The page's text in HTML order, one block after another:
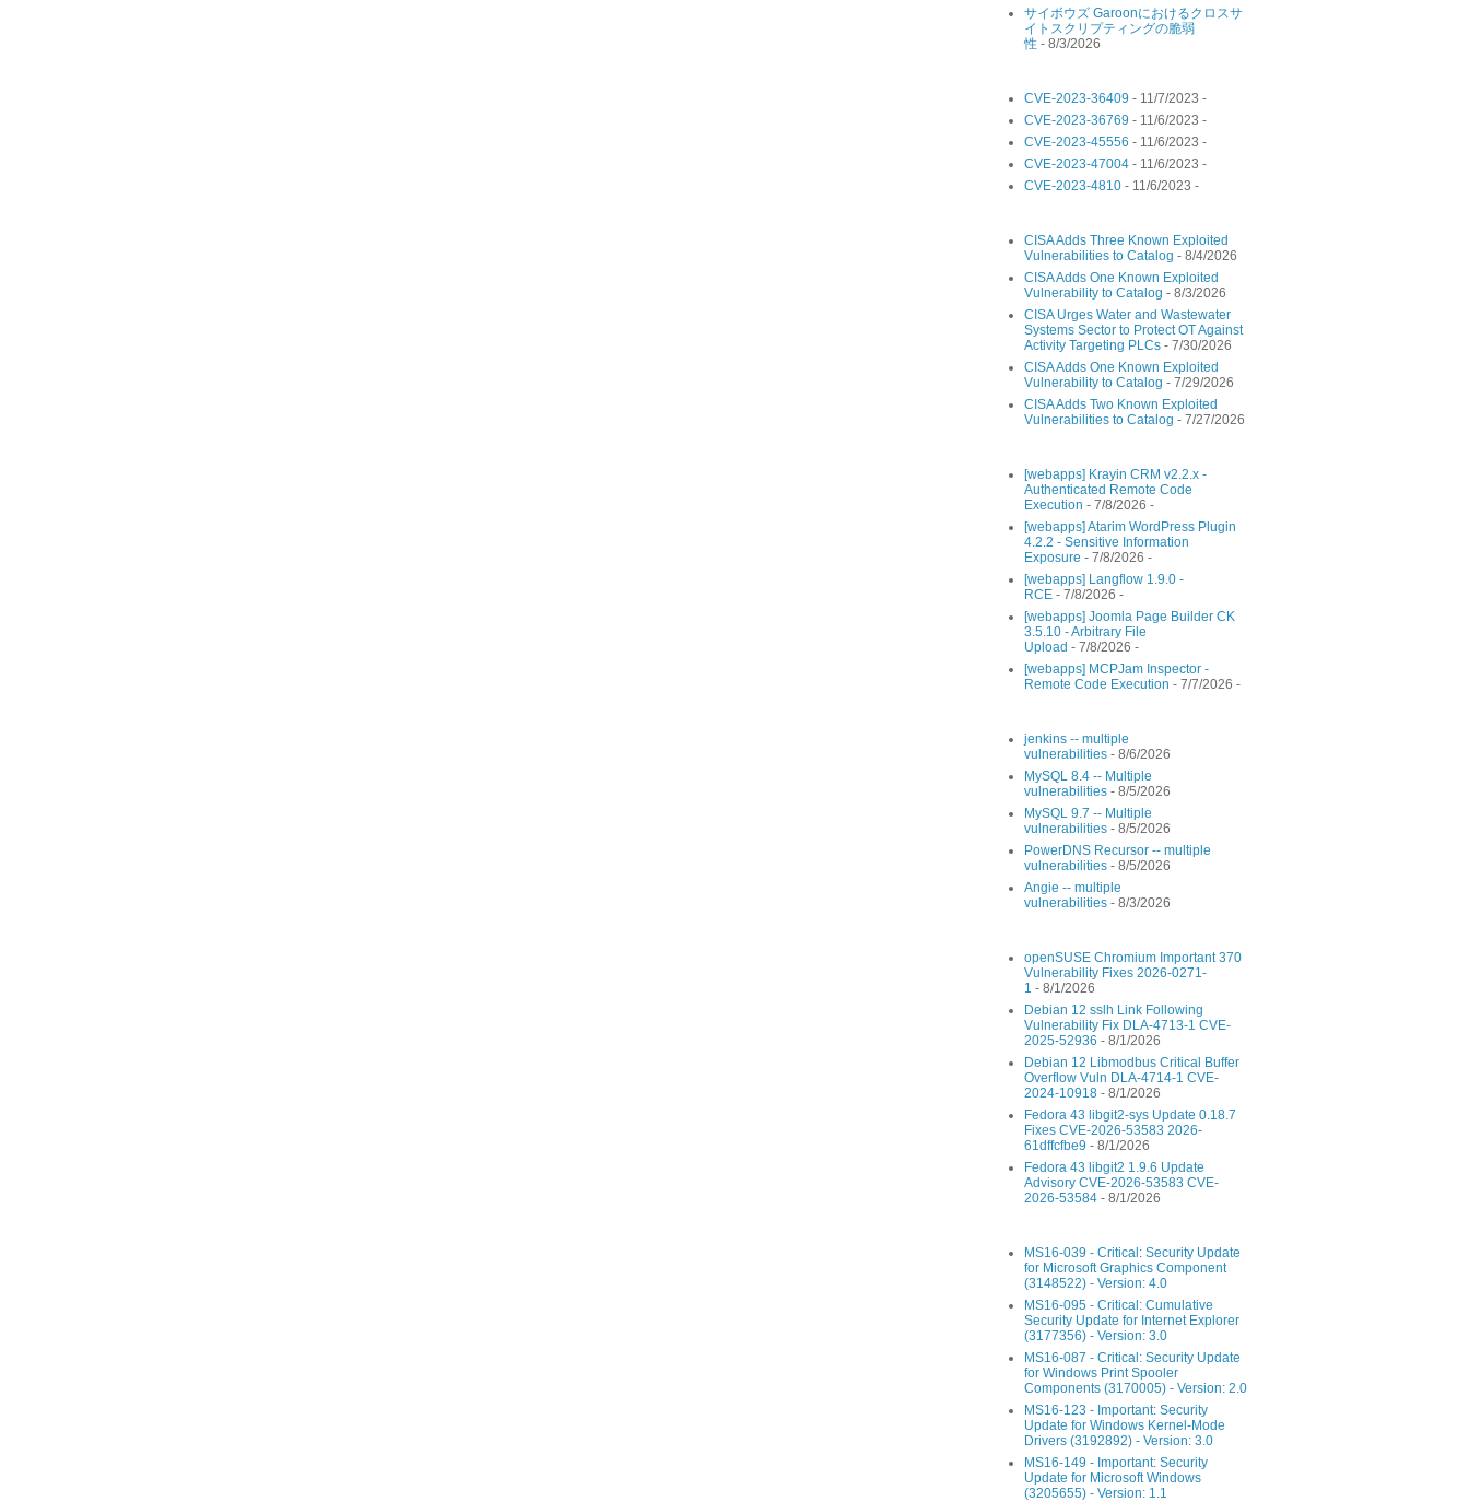
サイボウズ Garoonにおけるクロスサ
イトスクリプティングの脆弱
性 - 8/3/2026
CVE-2023-36409 - 11/7/2023 -
CVE-2023-36769 - 11/6/2023 -
CVE-2023-45556 - 11/6/2023 -
CVE-2023-47004 - 11/6/2023 -
CVE-2023-4810 - 11/6/2023 -
CISA Adds Three Known Exploited
Vulnerabilities to Catalog - 8/4/2026
CISA Adds One Known Exploited
Vulnerability to Catalog - 8/3/2026
CISA Urges Water and Wastewater
Systems Sector to Protect OT Against
Activity Targeting PLCs - 7/30/2026
CISA Adds One Known Exploited
Vulnerability to Catalog - 7/29/2026
CISA Adds Two Known Exploited
Vulnerabilities to Catalog - 7/27/2026
[webapps] Krayin CRM v2.2.x -
Authenticated Remote Code
Execution - 7/8/2026 -
[webapps] Atarim WordPress Plugin
4.2.2 - Sensitive Information
Exposure - 7/8/2026 -
[webapps] Langflow 1.9.0 -
RCE - 7/8/2026 -
[webapps] Joomla Page Builder CK
3.5.10 - Arbitrary File
Upload - 7/8/2026 -
[webapps] MCPJam Inspector -
Remote Code Execution - 7/7/2026 -
jenkins -- multiple
vulnerabilities - 8/6/2026
MySQL 8.4 -- Multiple
vulnerabilities - 8/5/2026
MySQL 9.7 -- Multiple
vulnerabilities - 8/5/2026
PowerDNS Recursor -- multiple
vulnerabilities - 8/5/2026
Angie -- multiple
vulnerabilities - 8/3/2026
openSUSE Chromium Important 370
Vulnerability Fixes 2026-0271-
1 - 8/1/2026
Debian 12 sslh Link Following
Vulnerability Fix DLA-4713-1 CVE-
2025-52936 - 8/1/2026
Debian 12 Libmodbus Critical Buffer
Overflow Vuln DLA-4714-1 CVE-
2024-10918 - 8/1/2026
Fedora 43 libgit2-sys Update 0.18.7
Fixes CVE-2026-53583 2026-
61dffcfbe9 - 8/1/2026
Fedora 43 libgit2 1.9.6 Update
Advisory CVE-2026-53583 CVE-
2026-53584 - 8/1/2026
MS16-039 - Critical: Security Update
for Microsoft Graphics Component
(3148522) - Version: 4.0
MS16-095 - Critical: Cumulative
Security Update for Internet Explorer
(3177356) - Version: 3.0
MS16-087 - Critical: Security Update
for Windows Print Spooler
Components (3170005) - Version: 2.0
MS16-123 - Important: Security
Update for Windows Kernel-Mode
Drivers (3192892) - Version: 3.0
MS16-149 - Important: Security
Update for Microsoft Windows
(3205655) - Version: 1.1